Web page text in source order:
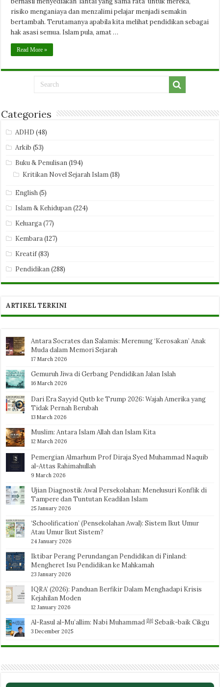
risiko menganiaya dan menzalimi pelajar menjadi semakin
bertambah. Terutamanya apabila kita melihat pendidikan sebagai
hak asasi semua. Islam pula, amat …
Read More »
Categories
ADHD (48)
Arkib (53)
Buku & Penulisan(194)
Kritikan Novel Sejarah Islam(18)
English(5)
Islam & Kehidupan(224)
Keluarga(77)
Kembara(127)
Kreatif(83)
Pendidikan(288)
ARTIKEL TERKINI
Antara Socrates dan Salamis: Merenung ‘Kerosakan’ Anak
Muda dalam Memori Sejarah
17 March 2026
Gemuruh Jiwa di Gerbang Pendidikan Jalan Islah
16 March 2026
Dari Era Sayyid Qutb ke Trump 2026: Wajah Amerika yang
Tidak Pernah Berubah
13 March 2026
Muslim: Antara Islam Allah dan Islam Kita
12 March 2026
Pemergian Almarhum Prof Diraja Syed Muhammad Naquib
al-Attas Rahimahullah
9 March 2026
Ujian Diagnostik Awal Persekolahan: Menelusuri Konflik di
Tampere dan Tuntutan Keadilan Islam
25 January 2026
‘Schoolification’ (Pensekolahan Awal): Sistem Ikut Umur
Atau Umur Ikut Sistem?
24 January 2026
Iktibar Perang Perundangan Pendidikan di Finland:
Mengheret Isu Pendidikan ke Mahkamah
23 January 2026
IQRA’ (2026): Panduan Berfikir Dalam Menghadapi Krisis
Kejahilan Moden
12 January 2026
Al-Rasul al-Mu’allim: Nabi Muhammad ﷺ Sebaik-baik Cikgu
3 December 2025